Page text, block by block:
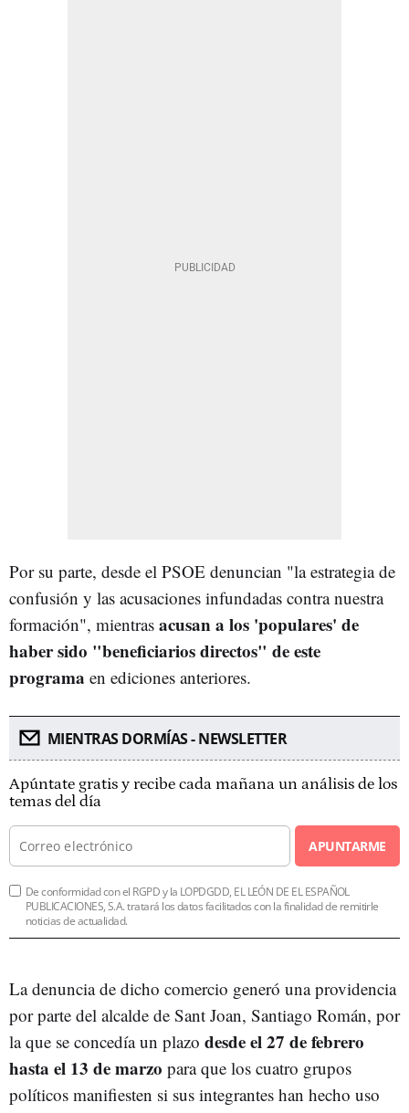
Por su parte, desde el PSOE denuncian "la estrategia de
confusión y las acusaciones infundadas contra nuestra
formación", mientras acusan a los 'populares' de
haber sido "beneficiarios directos" de este
programa en ediciones anteriores.
MIENTRAS DORMÍAS - NEWSLETTER
Apúntate gratis y recibe cada mañana un análisis de los
temas del día
APUNTARME
De conformidad con el RGPD y la LOPDGDD, EL LEÓN DE EL ESPAÑOL
PUBLICACIONES, S.A. tratará los datos facilitados con la finalidad de remitirle
noticias de actualidad.
La denuncia de dicho comercio generó una providencia
por parte del alcalde de Sant Joan, Santiago Román, por
la que se concedía un plazo desde el 27 de febrero
hasta el 13 de marzo para que los cuatro grupos
políticos manifiesten si sus integrantes han hecho uso